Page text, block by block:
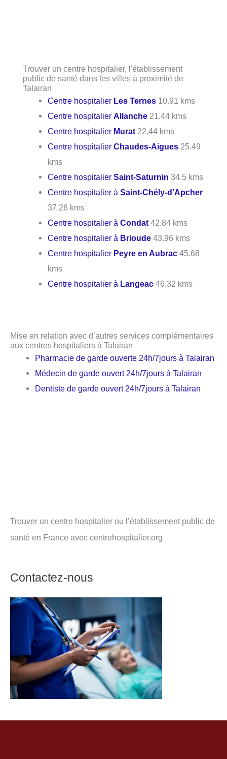
Trouver un centre hospitalier, l'établissement
public de santé dans les villes à proximité de
Talairan
Centre hospitalier Les Ternes 10.91 kms
Centre hospitalierAllanche 21.44 kms
Centre hospitalier Murat 22.44 kms
Centre hospitalierChaudes-Aigues 25.49
kms
Centre hospitalierSaint-Saturnin 34.5 kms
Centre hospitalier àSaint-Chély-d'Apcher
37.26 kms
Centre hospitalier àCondat 42.84 kms
Centre hospitalier à Brioude 43.96 kms
Centre hospitalier Peyre en Aubrac 45.68
kms
Centre hospitalier à Langeac 46.32 kms
Mise en relation avec d’autres services complémentaires
aux centres hospitaliers à Talairan
Pharmacie de garde ouverte 24h/7jours à Talairan
Médecin de garde ouvert 24h/7jours à Talairan
Dentiste de garde ouvert 24h/7jours à Talairan
Trouver un centre hospitalier ou l’établissement public de
santé en France avec centrehospitalier.org
Contactez-nous